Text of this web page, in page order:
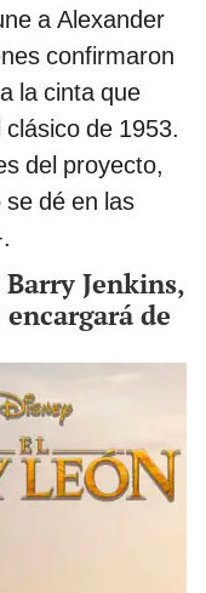
a Alexander
confirmaron
la cinta que
de 1953.
del proyecto,
dé en las
Jenkins,
de